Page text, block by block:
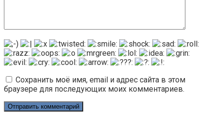
Сохранить моё имя, email и адрес сайта в этом
браузере для последующих моих комментариев.